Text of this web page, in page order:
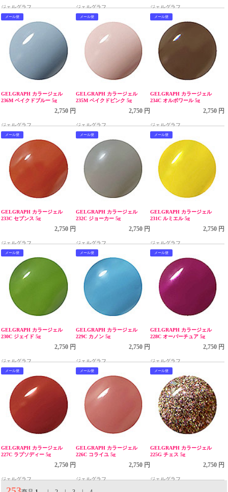
ジェルグラフ ジェルグラフ ジェルグラフ
メール便
GELGRAPH カラージェル
236M ベイクドブルー 5g
2,750 円
ジェルグラフ
メール便
GELGRAPH カラージェル
235M ベイクドピンク 5g
2,750 円
ジェルグラフ
メール便
GELGRAPH カラージェル
234C オルボワール 5g
2,750 円
ジェルグラフ
メール便
GELGRAPH カラージェル
233C セブンス 5g
2,750 円
ジェルグラフ
メール便
GELGRAPH カラージェル
232C ジョーカー 5g
2,750 円
ジェルグラフ
メール便
GELGRAPH カラージェル
231C ルミエル 5g
2,750 円
ジェルグラフ
メール便
GELGRAPH カラージェル
230C ジェイド 5g
2,750 円
ジェルグラフ
メール便
GELGRAPH カラージェル
229C カノン 5g
2,750 円
ジェルグラフ
メール便
GELGRAPH カラージェル
228C オーバーチュア 5g
2,750 円
ジェルグラフ
メール便
GELGRAPH カラージェル
227C ラプソディー 5g
2,750 円
ジェルグラフ
メール便
GELGRAPH カラージェル
226C コライユ 5g
2,750 円
ジェルグラフ
メール便
GELGRAPH カラージェル
225G チェス 5g
2,750 円
ジェルグラフ